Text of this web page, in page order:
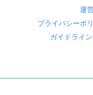
運
プライバシーポ
ガイドライン